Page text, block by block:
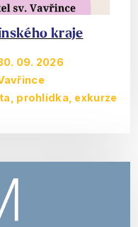
kraje
09. 2026
prohlídka, exkurze